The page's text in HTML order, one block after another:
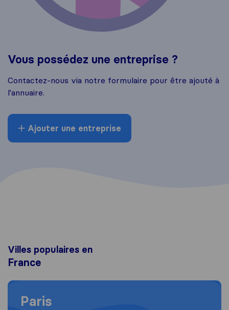
Vous possédez une entreprise ?
Contactez-nous via notre formulaire pour être ajouté à
l'annuaire.
Ajouter une entreprise
Villes populaires en
France
Moving to Paris
Paris